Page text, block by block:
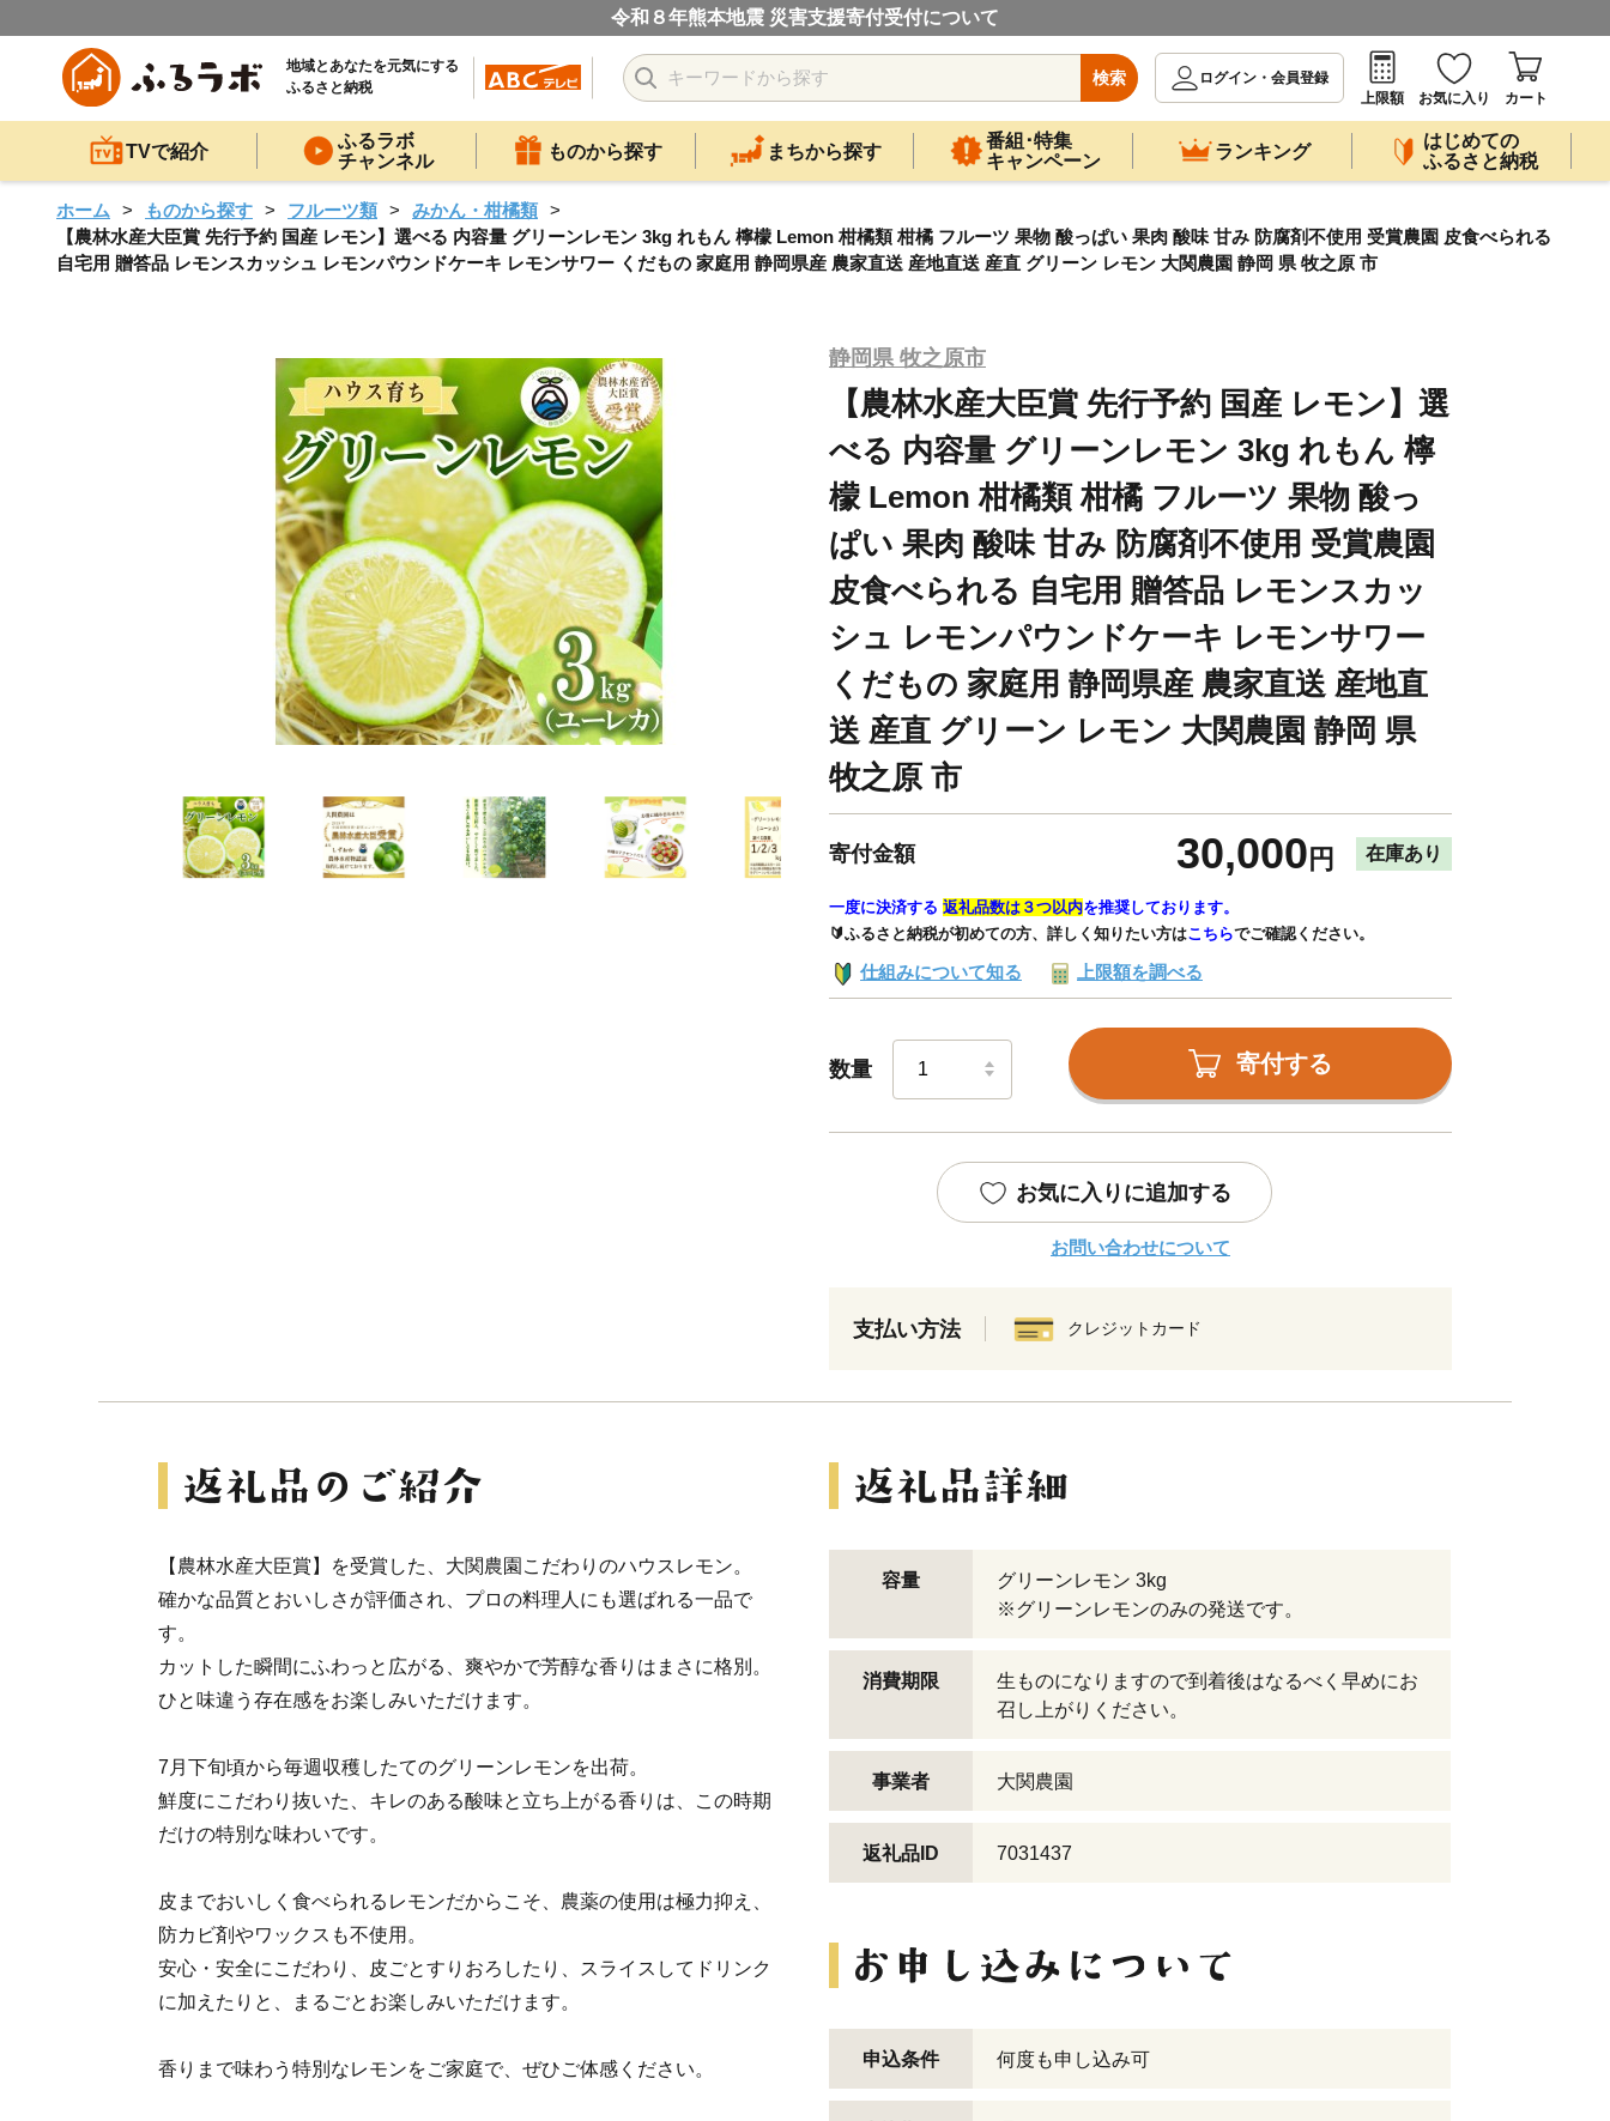
令和８年熊本地震 災害支援寄付受付について
地域とあなたを元気にする
ふるさと納税
検索
ログイン・会員登録
上限額
お気に入り カート
TVで紹介
ふるラボ
チャンネル
ものから探す まちから探す
番組･特集
キャンペーン
ランキング
はじめての
ふるさと納税
ホーム ものから探す フルーツ類
みかん・柑橘類
【農林水産大臣賞 先行予約 国産 レモン】選べる 内容量 グリーンレモン 3kg れもん 檸檬 Lemon 柑橘類 柑橘 フルーツ 果物 酸っぱい 果肉 酸味 甘み 防腐剤不使用 受賞農園 皮食べられる
自宅用 贈答品 レモンスカッシュ レモンパウンドケーキ レモンサワー くだもの 家庭用 静岡県産 農家直送 産地直送 産直 グリーン レモン 大関農園 静岡 県 牧之原 市
静岡県 牧之原市
【農林水産大臣賞 先行予約 国産 レモン】選
べる 内容量 グリーンレモン 3kg れもん 檸
檬 Lemon 柑橘類 柑橘 フルーツ 果物 酸っ
ぱい 果肉 酸味 甘み 防腐剤不使用 受賞農園
皮食べられる 自宅用 贈答品 レモンスカッ
シュ レモンパウンドケーキ レモンサワー
くだもの 家庭用 静岡県産 農家直送 産地直
送 産直 グリーン レモン 大関農園 静岡 県
牧之原 市
寄付金額 30,000 円 在庫あり
一度に決済する 返礼品数は３つ以内を推奨しております。
🔰ふるさと納税が初めての方、詳しく知りたい方はこちらでご確認ください。
仕組みについて知る 上限額を調べる
数量 寄付する
お気に入りに追加する
お問い合わせについて
支払い方法 クレジットカード
【農林水産大臣賞】を受賞した、大関農園こだわりのハウスレモン。
確かな品質とおいしさが評価され、プロの料理人にも選ばれる一品で
す。
カットした瞬間にふわっと広がる、爽やかで芳醇な香りはまさに格別。
ひと味違う存在感をお楽しみいただけます。
7月下旬頃から毎週収穫したてのグリーンレモンを出荷。
鮮度にこだわり抜いた、キレのある酸味と立ち上がる香りは、この時期
だけの特別な味わいです。
皮までおいしく食べられるレモンだからこそ、農薬の使用は極力抑え、
防カビ剤やワックスも不使用。
安心・安全にこだわり、皮ごとすりおろしたり、スライスしてドリンク
に加えたりと、まるごとお楽しみいただけます。
香りまで味わう特別なレモンをご家庭で、ぜひご体感ください。
容量
グリーンレモン 3kg
※グリーンレモンのみの発送です。
消費期限
生ものになりますので到着後はなるべく早めにお
召し上がりください。
事業者 大関農園
返礼品ID 7031437
申込条件 何度も申し込み可